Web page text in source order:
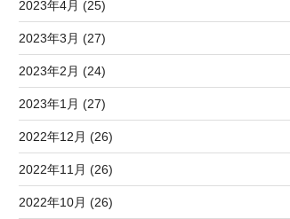
2023年4月 (25)
2023年3月 (27)
2023年2月 (24)
2023年1月 (27)
2022年12月 (26)
2022年11月 (26)
2022年10月 (26)